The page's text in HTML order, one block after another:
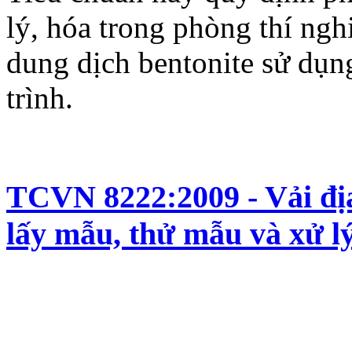
lý, hóa trong phòng thí
dung dịch bentonite sử
trình.
TCVN 8222:2009 - Vải
lấy mẫu, thử mẫu và xử